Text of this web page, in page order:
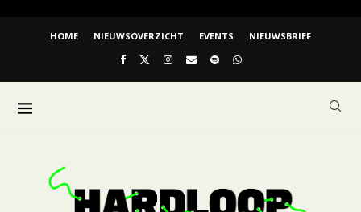
HOME NIEUWSOVERZICHT EVENTS NIEUWSBRIEF